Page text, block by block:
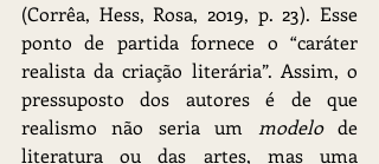
(Corrêa, Hess, Rosa, 2019, p. 23). Esse
ponto de partida fornece o “caráter
realista da criação literária”. Assim, o
pressuposto dos autores é de que
realismo não seria um modelo de